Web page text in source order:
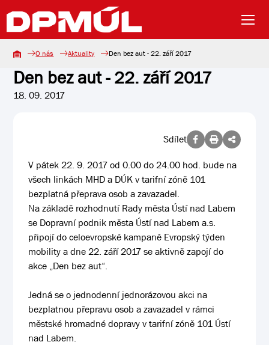
O nás Aktuality Den bez aut - 22. září 2017
Den bez aut - 22. září 2017
18. 09. 2017
Sdílet
V pátek 22. 9. 2017 od 0.00 do 24.00 hod. bude na
všech linkách MHD a DÚK v tarifní zóně 101
bezplatná přeprava osob a zavazadel.
Na základě rozhodnutí Rady města Ústí nad Labem
se Dopravní podnik města Ústí nad Labem a.s.
připojí do celoevropské kampaně Evropský týden
mobility a dne 22. září 2017 se aktivně zapojí do
akce „Den bez aut“.
Jedná se o jednodenní jednorázovou akci na
bezplatnou přepravu osob a zavazadel v rámci
městské hromadné dopravy v tarifní zóně 101 Ústí
nad Labem.